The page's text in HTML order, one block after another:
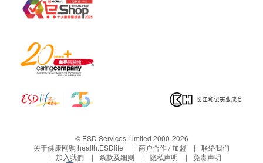
公司可临时延迟送货时间至下午5时。
智能电动晾衣架基本安装：直接安装于石屎天花
电解水机及直饮水机基本安装：直接从洗手盆水龙
头接驳到水机及电源位于安装水机范围2米内，2分
实际安装日期本公司将会联络客人预约。
智能电动晾衣架：
© ESD Services Limited 2000-2026
关于健康网购 health.ESDlife
商户合作 / 加盟
联络我们
加入我們
条款及细则 隐私声明
免责声明